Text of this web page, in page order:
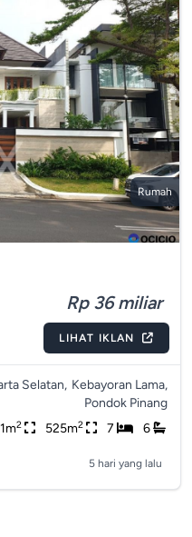
Rumah
Rp 36 miliar
LIHAT IKLAN
Selatan, Kebayoran Lama,
Pondok Pinang
2 525m2 7 6
5 hari yang lalu